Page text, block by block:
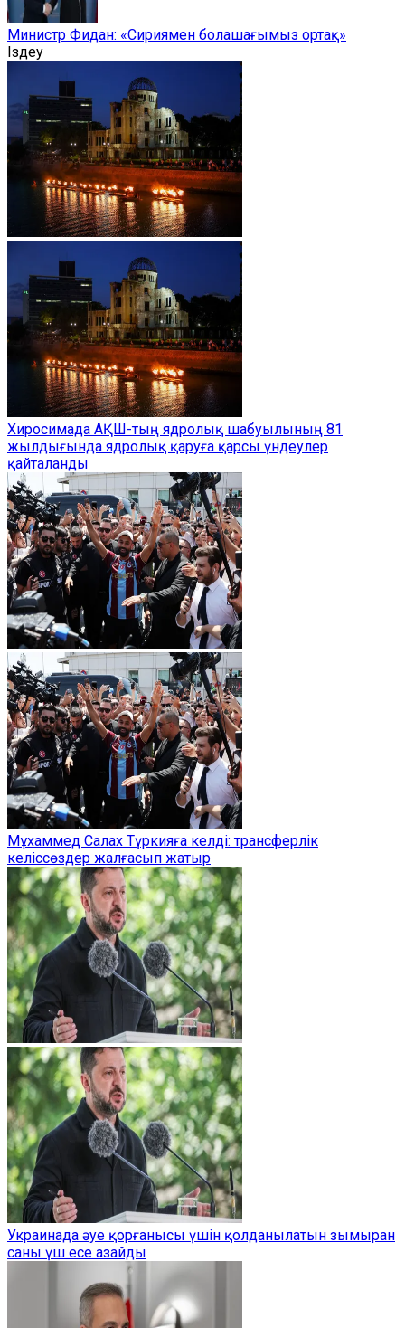
Министр Фидан: «Сириямен болашағымыз ортақ»
Іздеу
Хиросимада АҚШ-тың ядролық шабуылының 81
жылдығында ядролық қаруға қарсы үндеулер
қайталанды
Мұхаммед Салах Түркияға келді: трансферлік
келіссөздер жалғасып жатыр
Украинада әуе қорғанысы үшін қолданылатын зымыран
саны үш есе азайды